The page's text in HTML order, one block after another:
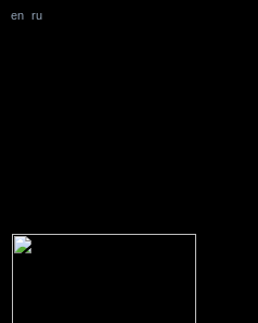
ru
en